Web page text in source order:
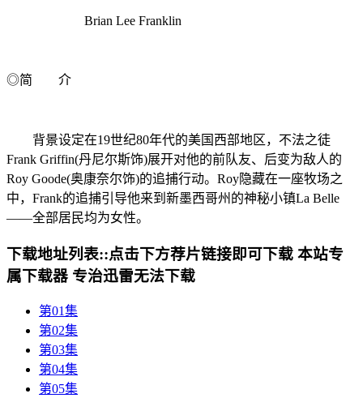
Brian Lee Franklin
◎简 介
背景设定在19世纪80年代的美国西部地区，不法之徒
Frank Griffin(丹尼尔斯饰)展开对他的前队友、后变为敌人的
Roy Goode(奥康奈尔饰)的追捕行动。Roy隐藏在一座牧场之
中，Frank的追捕引导他来到新墨西哥州的神秘小镇La Belle
——全部居民均为女性。
下载地址列表::点击下方荐片链接即可下载 本站专
属下载器 专治迅雷无法下载
第01集
第02集
第03集
第04集
第05集